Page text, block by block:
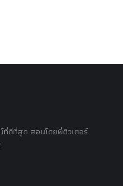
ที่ดีที่สุด สอนโดยพี่ติวเตอร์